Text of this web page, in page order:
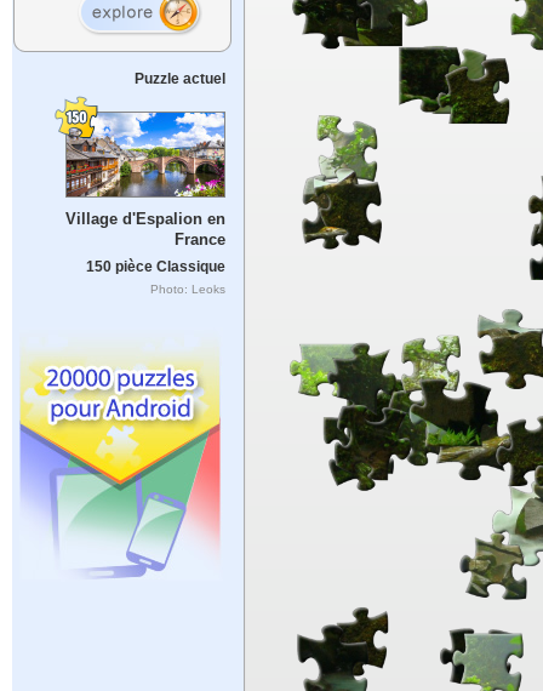
Puzzle actuel
Village d'Espalion en
France
150 pièce Classique
Photo: Leoks